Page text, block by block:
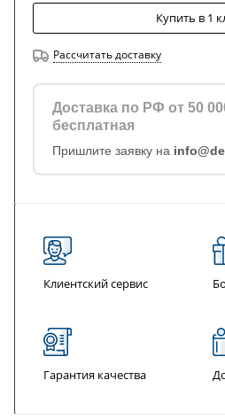
Купить в 1
Рассчитать доставку
Доставка по РФ от 50
бесплатная
Пришлите заявку на
Клиентский сервис
Гарантия качества